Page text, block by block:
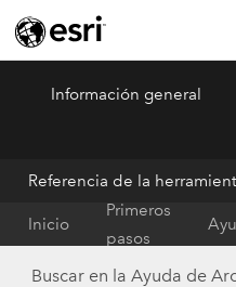
ArcGIS Pro Menu
Información general
Referencia de la
Inicio
Primeros
pasos